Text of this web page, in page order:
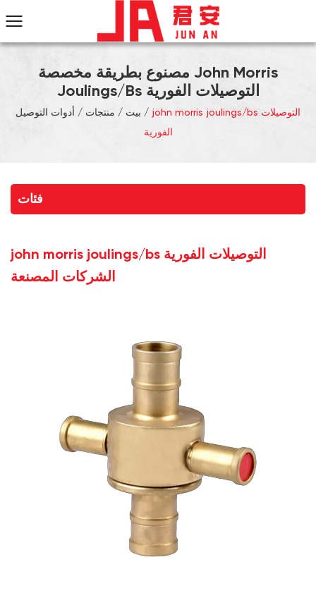
مصنوع بطريقة مخصصة John Morris
Joulings/bs التوصيلات الفورية
بيت / منتجات / أدوات التوصيل / john morris joulings/bs التوصيلات
الفورية
فئات
john morris joulings/bs التوصيلات الفورية
الشركات المصنعة